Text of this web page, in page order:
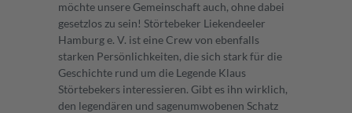
möchte unsere Gemeinschaft auch, ohne dabei
gesetzlos zu sein! Störtebeker Liekendeeler
Hamburg e. V. ist eine Crew von ebenfalls
starken Persönlichkeiten, die sich stark für die
Geschichte rund um die Legende Klaus
Störtebekers interessieren. Gibt es ihn wirklich,
den legendären und sagenumwobenen Schatz